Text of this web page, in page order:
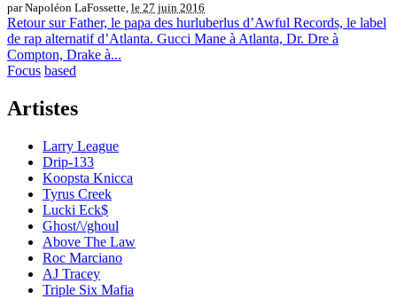
par Napoléon LaFossette, le 27 juin 2016
Retour sur Father, le papa des hurluberlus d’Awful Records, le label
de rap alternatif d’Atlanta. Gucci Mane à Atlanta, Dr. Dre à
Compton, Drake à...
Focus based
Artistes
Larry League
Drip-133
Koopsta Knicca
Tyrus Creek
Lucki Eck$
Ghost/\/ghoul
Above The Law
Roc Marciano
AJ Tracey
Triple Six Mafia